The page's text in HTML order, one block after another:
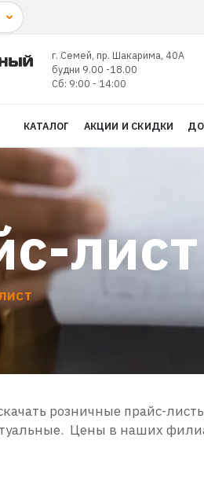
г. Семей, пр. Шакарима, 40А
будни 9.00 -18.00
Сб: 9:00 - 14:00
КАТАЛОГ АКЦИИ И СКИДКИ
розничные прайс-
Цены в наших